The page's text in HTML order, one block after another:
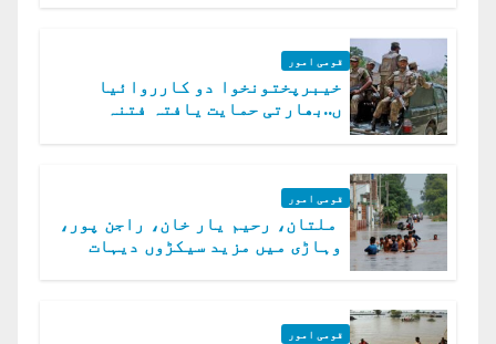
قومی امور
خیبرپختونخوا دو کارروائیا
ں..بھارتی حمایت یافتہ فتنہ
قومی امور
ملتان، رحیم یار خان، راجن پور،
وہاڑی میں مزید سیکڑوں دیہات
قومی امور